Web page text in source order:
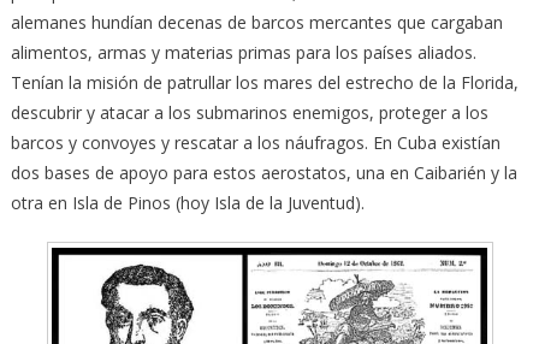
alemanes hundían decenas de barcos mercantes que cargaban
alimentos, armas y materias primas para los países aliados.
Tenían la misión de patrullar los mares del estrecho de la Florida,
descubrir y atacar a los submarinos enemigos, proteger a los
barcos y convoyes y rescatar a los náufragos. En Cuba existían
dos bases de apoyo para estos aerostatos, una en Caibarién y la
otra en Isla de Pinos (hoy Isla de la Juventud).